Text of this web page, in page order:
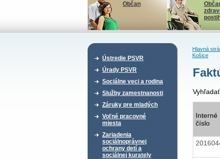
Občan
Ústredie PSVR
Úrady PSVR
Sociálne veci a rodina
Služby zamestnanosti
Záruky pre mladých
Voľné pracovné
miesta
Zariadenia
sociálnoprávnej
ochrany detí a
sociálnej kurately
Hlavná
Košice
Interné
číslo